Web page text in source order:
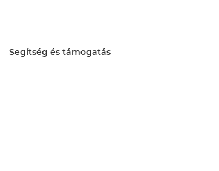
Segítség és támogatás